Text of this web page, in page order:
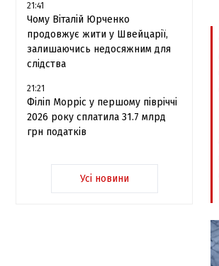
21:41
Чому Віталій Юрченко
продовжує жити у Швейцарії,
залишаючись недосяжним для
слідства
21:21
Філіп Морріс у першому півріччі
2026 року сплатила 31.7 млрд
грн податків
Усі новини